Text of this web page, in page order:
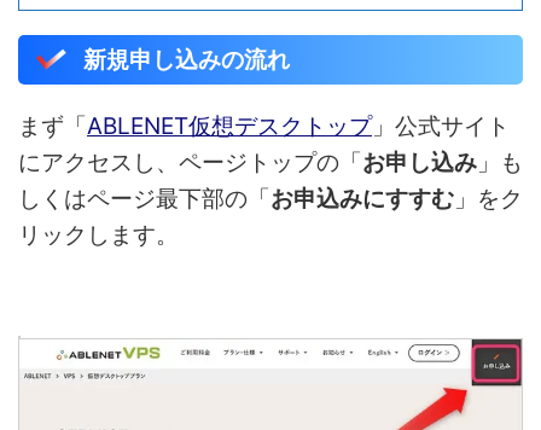
新規申し込みの流れ
まず「ABLENET仮想デスクトップ」公式サイト
にアクセスし、ページトップの「お申し込み 」も
しくはページ最下部の「お申込みにすすむ 」をク
リックします。